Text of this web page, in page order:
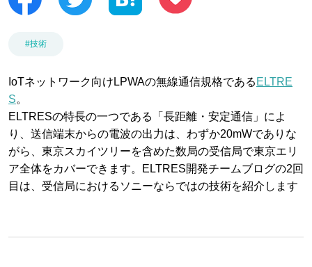
お問い合わせ
パートナー企業様ログイン
#技術
IoTネットワーク向けLPWAの無線通信規格である ELTRE
S。
ELTRESの特長の一つである「長距離・安定通信」によ
り、送信端末からの電波の出力は、わずか20mWでありな
がら、東京スカイツリーを含めた数局の受信局で東京エリ
ア全体をカバーできます。ELTRES開発チームブログの2回
目は、受信局におけるソニーならではの技術を紹介します